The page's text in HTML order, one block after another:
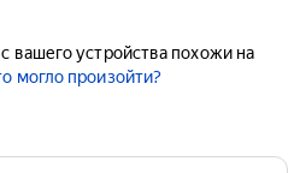
вашего устройства похожи на
могло произойти?